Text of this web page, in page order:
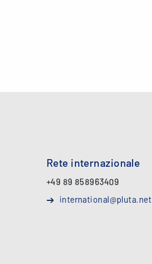
Rete internazionale
+49 89 858963409
international@pluta.net